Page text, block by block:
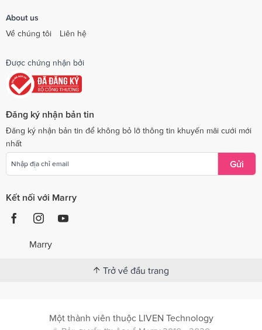
About us
Về chúng tôi
Liên hệ
Được chứng nhận bởi
Đăng ký nhận bản tin
Đăng ký nhận bản tin để không bỏ lỡ thông tin khuyến mãi cưới mới
nhất
Gửi
Kết nối với Marry
Marry
Trở về đầu trang
Một thành viên thuộc LIVEN Technology